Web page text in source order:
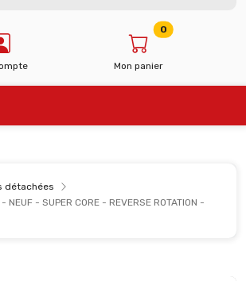
Mon panier
0
détachées
- NEUF - SUPER CORE - REVERSE ROTATION -